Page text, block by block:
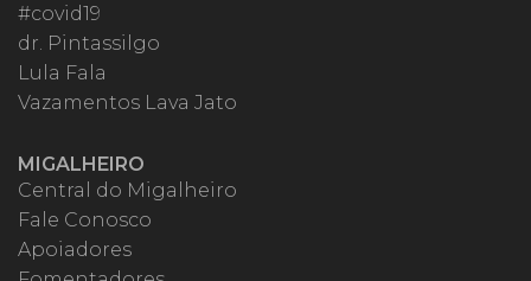
#covid19
dr. Pintassilgo
Lula Fala
Vazamentos Lava Jato
MIGALHEIRO
Central do Migalheiro
Fale Conosco
Apoiadores